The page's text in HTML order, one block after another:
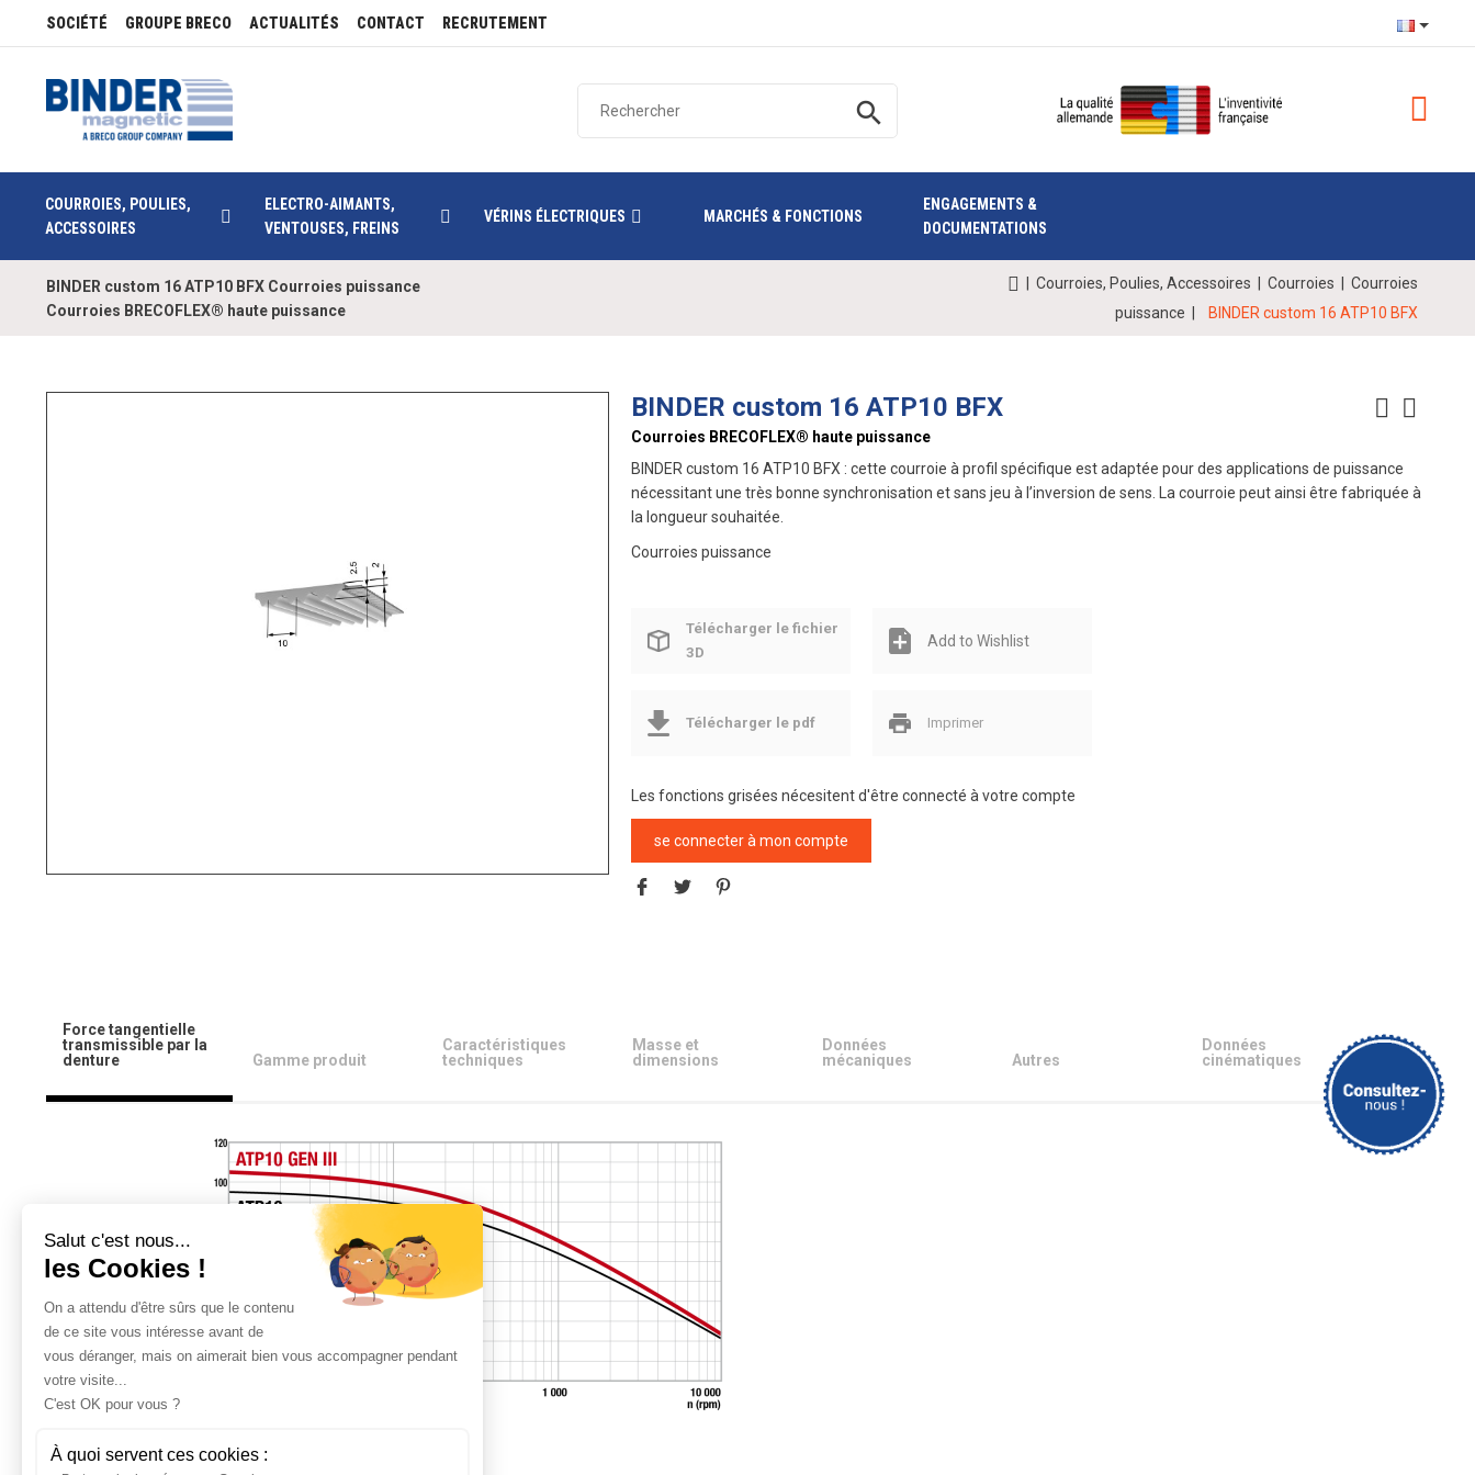
search
SOCIÉTÉ GROUPE BRECO ACTUALITÉS CONTACT RECRUTEMENT
COURROIES, POULIES,
ACCESSOIRES
ELECTRO-AIMANTS,
VENTOUSES, FREINS
VÉRINS ÉLECTRIQUES MARCHÉS & FONCTIONS
ENGAGEMENTS &
DOCUMENTATIONS
BINDER custom 16 ATP10 BFX Courroies puissance
Courroies BRECOFLEX® haute puissance
Courroies, Poulies, Accessoires Courroies
Courroies
puissance
BINDER custom 16 ATP10 BFX
BINDER custom 16 ATP10 BFX
Courroies BRECOFLEX® haute puissance
BINDER custom 16 ATP10 BFX : cette courroie à profil spécifique est adaptée pour des applications de puissance
nécessitant une très bonne synchronisation et sans jeu à l’inversion de sens. La courroie peut ainsi être fabriquée à
la longueur souhaitée.
Courroies puissance
Télécharger le fichier
3D
Add to Wishlist
Télécharger le pdf Imprimer
Les fonctions grisées nécesitent d'être connecté à votre compte
se connecter à mon compte
Force tangentielle
transmissible par la
denture
Gamme produit
Caractéristiques
techniques
Masse et
dimensions
Données
mécaniques
Autres
Données
cinématiques